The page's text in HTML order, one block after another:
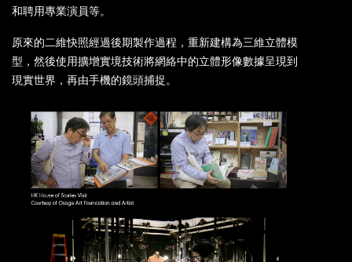
和聘用專業演員等。
原來的二維快照經過後期製作過程，重新建構為三維立體模
型，然後使用擴增實境技術將網絡中的立體形像數據呈現到
現實世界，再由手機的鏡頭捕捉。